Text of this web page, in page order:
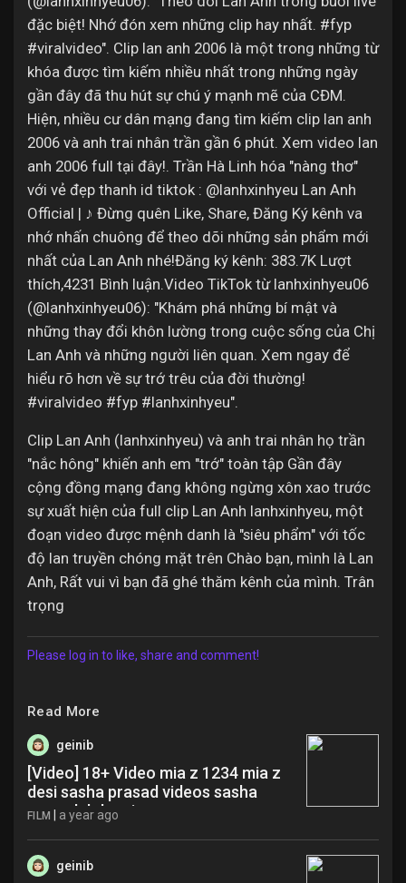
đặc biệt! Nhớ đón xem những clip hay nhất. #fyp
#viralvideo". Clip lan anh 2006 là một trong những từ
khóa được tìm kiếm nhiều nhất trong những ngày
gần đây đã thu hút sự chú ý mạnh mẽ của CĐM.
Hiện, nhiều cư dân mạng đang tìm kiếm clip lan anh
2006 và anh trai nhân trần gần 6 phút. Xem video lan
anh 2006 full tại đây!. Trần Hà Linh hóa "nàng thơ"
với vẻ đẹp thanh id tiktok : @lanhxinhyeu Lan Anh
Official | ♪ Đừng quên Like, Share, Đăng Ký kênh va
nhớ nhấn chuông để theo dõi những sản phẩm mới
nhất của Lan Anh nhé!Đăng ký kênh: 383.7K Lượt
thích,4231 Bình luận.Video TikTok từ lanhxinhyeu06
(@lanhxinhyeu06): "Khám phá những bí mật và
những thay đổi khôn lường trong cuộc sống của Chị
Lan Anh và những người liên quan. Xem ngay để
hiểu rõ hơn về sự trớ trêu của đời thường!
#viralvideo #fyp #lanhxinhyeu".
Clip Lan Anh (lanhxinhyeu) và anh trai nhân họ trần
"nắc hông" khiến anh em "trớ" toàn tập Gần đây
cộng đồng mạng đang không ngừng xôn xao trước
sự xuất hiện của full clip Lan Anh lanhxinhyeu, một
đoạn video được mệnh danh là "siêu phẩm" với tốc
độ lan truyền chóng mặt trên Chào bạn, mình là Lan
Anh, Rất vui vì bạn đã ghé thăm kênh của mình. Trân
trọng ️
Please log in to like, share and comment!
Read More
geinib
[Video] 18+ Video mia z 1234 mia z
desi sasha prasad videos sasha
prasad dob zej
FILM a year ago
geinib